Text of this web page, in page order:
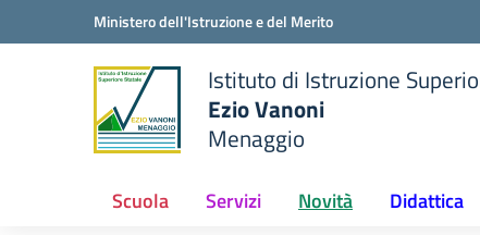
Vai ai contenuti
Vai al menu di navigazioneMinistero dell'Istruzione e del Merito
scuola
Istituto di Istruzione
Ezio Vanoni
Menaggio
Scuola Servizi Novità Didattica